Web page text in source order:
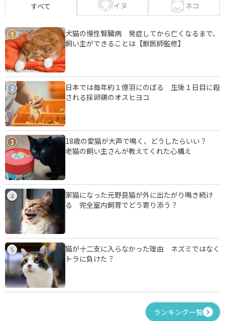
すべて イヌ ネコ
1
犬猫の慢性腎臓病 発症してから亡くなるまで、
飼い主ができることは【獣医師監修】
2
日本では毎年約１億羽にのぼる 生後１日目に殺
される採卵鶏のオスヒヨコ
3
18歳の愛猫が大声で鳴く、どうしたらいい？
老猫の飼い主さんが教えてくれた心構え
4
家猫になった元野良猫が外に出たがり鳴き続け
る 完全室内飼育でどう寄り添う？
5
猫が十二支に入らなかった理由 ネズミではなく
トラに負けた？
ランキング一覧